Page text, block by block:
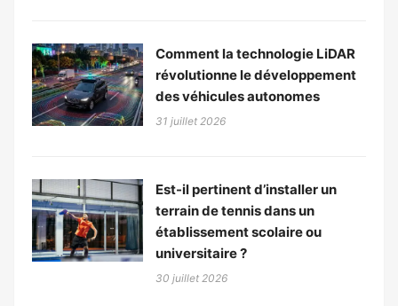
Comment la technologie LiDAR
révolutionne le développement
des véhicules autonomes
31 juillet 2026
Est-il pertinent d’installer un
terrain de tennis dans un
établissement scolaire ou
universitaire ?
30 juillet 2026